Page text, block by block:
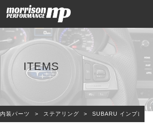
ITEMS
内装パーツ > ステアリング > SUBARU インプレッ